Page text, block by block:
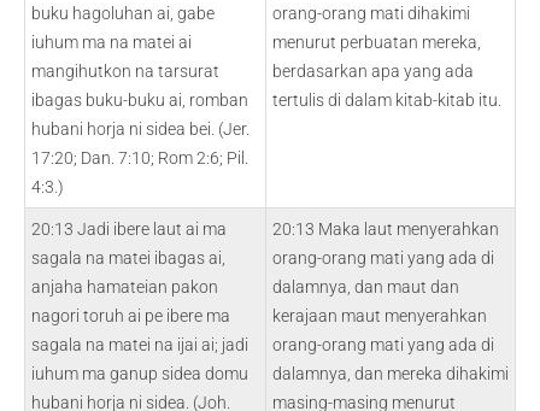
buku hagoluhan ai, gabe
iuhum ma na matei ai
mangihutkon na tarsurat
ibagas buku-buku ai, romban
hubani horja ni sidea bei. (Jer.
17:20; Dan. 7:10; Rom 2:6; Pil.
4:3.)
orang-orang mati dihakimi
menurut perbuatan mereka,
berdasarkan apa yang ada
tertulis di dalam kitab-kitab itu.
20:13 Jadi ibere laut ai ma
sagala na matei ibagas ai,
anjaha hamateian pakon
nagori toruh ai pe ibere ma
sagala na matei na ijai ai; jadi
iuhum ma ganup sidea domu
hubani horja ni sidea. (Joh.
20:13 Maka laut menyerahkan
orang-orang mati yang ada di
dalamnya, dan maut dan
kerajaan maut menyerahkan
orang-orang mati yang ada di
dalamnya, dan mereka dihakimi
masing-masing menurut